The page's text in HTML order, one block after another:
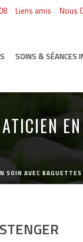
Liens amis Nous
SOINS & SÉANCES
AVEC BAGUETTES